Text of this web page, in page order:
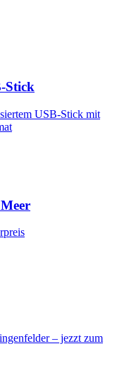
Stick
USB-Stick mit
– jezzt zum